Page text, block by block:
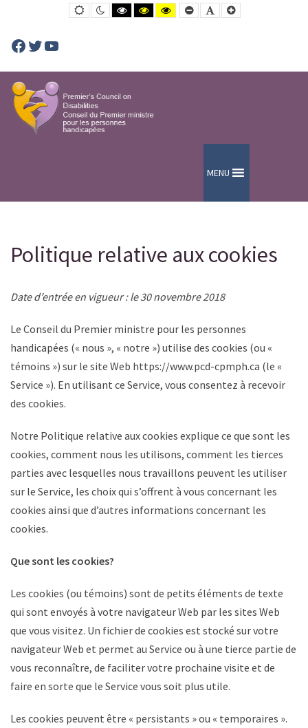
aux
PCD-
CPMPH
Default
contrast
Night
contrast
Black
and
Black
and
Yellow
and
Smaller
Font
Default
Font
Larger
Font
Facebook
Twitter
YouTube
MENU
Politique relative aux cookies
Date d’entrée en vigueur : le 30 novembre 2018
Le Conseil du Premier ministre pour les personnes
handicapées (« nous », « notre ») utilise des cookies (ou «
témoins ») sur le site Web https://www.pcd-cpmph.ca (le «
Service »). En utilisant ce Service, vous consentez à recevoir
des cookies.
Notre Politique relative aux cookies explique ce que sont les
cookies, comment nous les utilisons, comment les tierces
parties avec lesquelles nous travaillons peuvent les utiliser
sur le Service, les choix qui s’offrent à vous concernant les
cookies ainsi que d’autres informations concernant les
cookies.
Que sont les cookies?
Les cookies (ou témoins) sont de petits éléments de texte
qui sont envoyés à votre navigateur Web par les sites Web
que vous visitez. Un fichier de cookies est stocké sur votre
navigateur Web et permet au Service ou à une tierce partie de
vous reconnaître, de faciliter votre prochaine visite et de
faire en sorte que le Service vous soit plus utile.
Les cookies peuvent être « persistants » ou « temporaires ».